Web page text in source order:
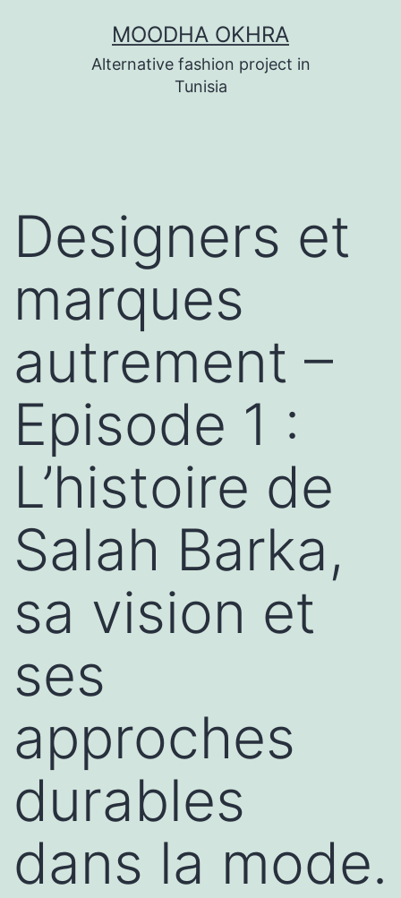
MOODHA OKHRA
Alternative fashion project in
Tunisia
Designers et
marques
autrement –
Episode 1 :
L’histoire de
Salah Barka,
sa vision et
ses
approches
durables
dans la mode.